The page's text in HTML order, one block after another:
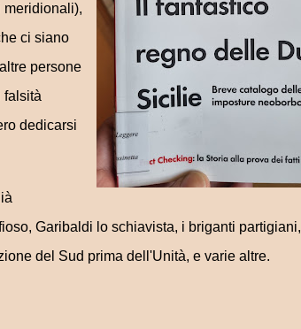
ci siano
persone
falsità
dedicarsi
Garibaldi lo schiavista, i briganti partigiani,
del Sud prima dell'Unità, e varie altre.